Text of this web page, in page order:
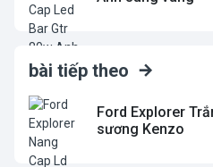
bài tiếp theo
Ford Explorer
sương Kenzo